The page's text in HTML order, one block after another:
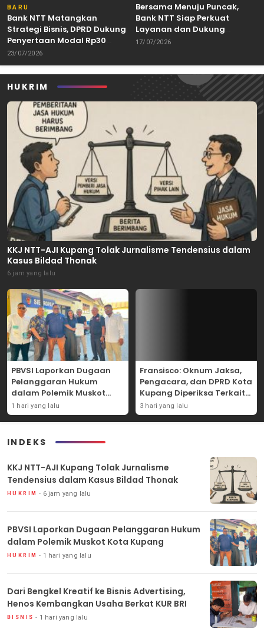
BARU
Bank NTT Matangkan
Strategi Bisnis, DPRD Dukung
Penyertaan Modal Rp30
Miliar
23/07/2026
Bersama Menuju Puncak,
Bank NTT Siap Perkuat
Layanan dan Dukung
Pertumbuhan Ekonomi NTT
17/07/2026
HUKRIM
KKJ NTT-AJI Kupang Tolak Jurnalisme Tendensius dalam
Kasus Bildad Thonak
6 jam yang lalu
PBVSI Laporkan Dugaan
Pelanggaran Hukum
dalam Polemik Muskot
Kota Kupang
1 hari yang lalu
Fransisco: Oknum Jaksa,
Pengacara, dan DPRD Kota
Kupang Diperiksa Terkait
Kasus Akun TikTok Lika Liku
NTT
3 hari yang lalu
INDEKS
KKJ NTT-AJI Kupang Tolak Jurnalisme
Tendensius dalam Kasus Bildad Thonak
HUKRIM 6 jam yang lalu
PBVSI Laporkan Dugaan Pelanggaran Hukum
dalam Polemik Muskot Kota Kupang
HUKRIM 1 hari yang lalu
Dari Bengkel Kreatif ke Bisnis Advertising,
Henos Kembangkan Usaha Berkat KUR BRI
BISNIS 1 hari yang lalu